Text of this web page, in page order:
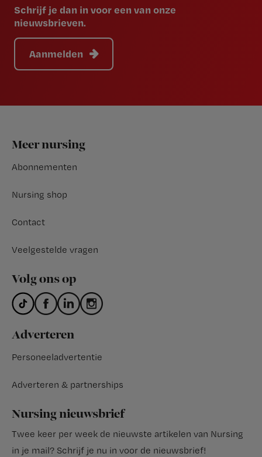
Schrijf je dan in voor een van onze
nieuwsbrieven.
Aanmelden
Footer
Meer nursing
Abonnementen
Nursing shop
Contact
Veelgestelde vragen
Volg ons op
Adverteren
Personeeladvertentie
Adverteren & partnerships
Nursing nieuwsbrief
Twee keer per week de nieuwste artikelen van Nursing
in je mail? Schrijf je nu in voor de nieuwsbrief!